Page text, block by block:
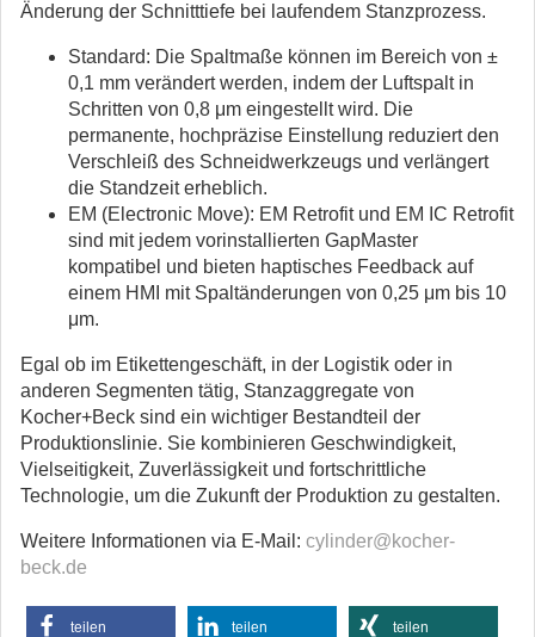
Änderung der Schnitttiefe bei laufendem Stanzprozess.
Standard: Die Spaltmaße können im Bereich von ±
0,1 mm verändert werden, indem der Luftspalt in
Schritten von 0,8 μm eingestellt wird. Die
permanente, hochpräzise Einstellung reduziert den
Verschleiß des Schneidwerkzeugs und verlängert
die Standzeit erheblich.
EM (Electronic Move): EM Retrofit und EM IC Retrofit
sind mit jedem vorinstallierten GapMaster
kompatibel und bieten haptisches Feedback auf
einem HMI mit Spaltänderungen von 0,25 μm bis 10
μm.
Egal ob im Etikettengeschäft, in der Logistik oder in
anderen Segmenten tätig, Stanzaggregate von
Kocher+Beck sind ein wichtiger Bestandteil der
Produktionslinie. Sie kombinieren Geschwindigkeit,
Vielseitigkeit, Zuverlässigkeit und fortschrittliche
Technologie, um die Zukunft der Produktion zu gestalten.
Weitere Informationen via E-Mail: cylinder@kocher-
beck.de
teilen teilen teilen